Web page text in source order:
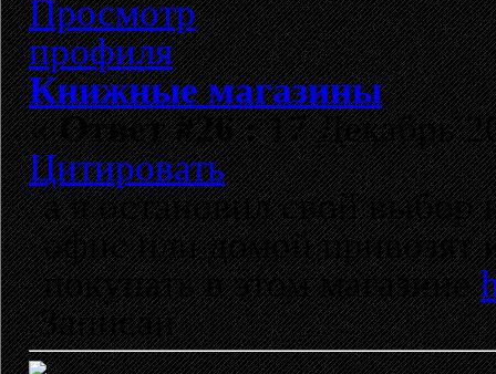
Книжные магазины
«Ответ #26 :17 Декабрь
Цитировать
а я остановил свой выбор
офис или домой привозят
покупать в этом магазине
Записан